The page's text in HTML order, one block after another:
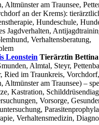
Altmünster am Traunsee,
an der Krems):
Hundeschule,
Jagdverhalten,
Verhaltensberatung,
Leonstein Tierärztin Bettina
Almtal, Steyr,
Ried im Traunkreis,
Altmünster am Traunsee) –
Kastration,
Vorsorge,
Verhaltensmedizin,